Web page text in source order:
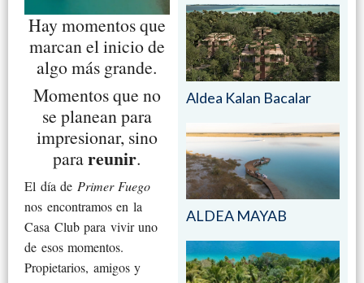
Hay momentos que
marcan el inicio de
algo más grande.
Momentos que no
se planean para
impresionar, sino
parareunir.
El día de Primer Fuego
nos encontramos en la
Casa Club para vivir uno
de esos momentos.
Propietarios, amigos y
Aldea Kalan Bacalar
ALDEA MAYAB